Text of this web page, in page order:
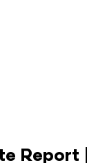
Report